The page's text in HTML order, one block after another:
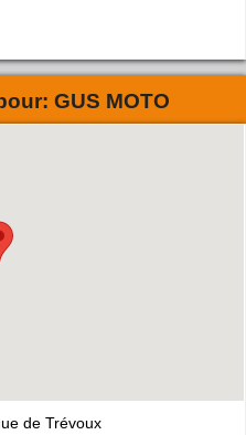
GUS MOTO
de Trévoux